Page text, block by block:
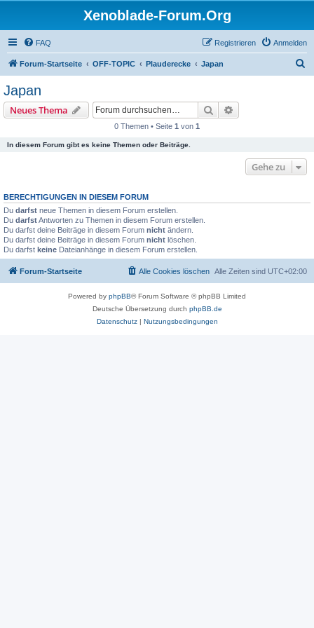
Xenoblade-Forum.Org
FAQ Anmelden
Registrieren
Forum-Startseite OFF-TOPIC Plauderecke Japan
Japan
Neues Thema Suche
0 Themen • Seite 1 von 1
In diesem Forum gibt es keine Themen oder Beiträge.
Gehe zu
BERECHTIGUNGEN IN DIESEM FORUM
Du darfst neue Themen in diesem Forum erstellen.
Du darfstAntworten zu Themen in diesem Forum erstellen.
Du darfst deine Beiträge in diesem Forum nicht ändern.
Du darfst deine Beiträge in diesem Forum nicht löschen.
Du darfst keine Dateianhänge in diesem Forum erstellen.
Forum-Startseite Alle Zeiten sind UTC+02:00
Alle Cookies löschen
Powered by phpBB® Forum Software © phpBB Limited
Deutsche Übersetzung durch phpBB.de
Datenschutz| Nutzungsbedingungen